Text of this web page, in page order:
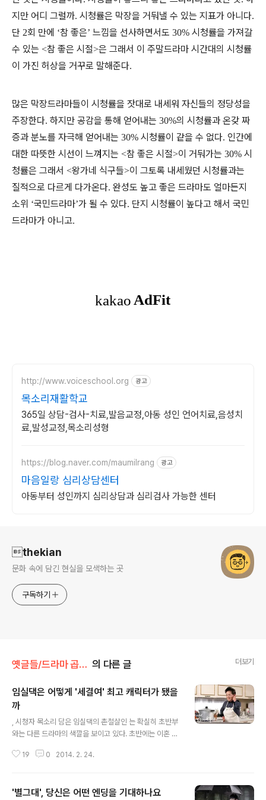
지만 어디 그럴까. 시청률은 막장을 거둬낼 수 있는 지표가 아니다.
단 2회 만에 ‘참 좋은’ 느낌을 선사하면서도 30% 시청률을 가져갈
수 있는 <참 좋은 시절>은 그래서 이 주말드라마 시간대의 시청률
이 가진 허상을 거꾸로 말해준다.
많은 막장드라마들이 시청률을 잣대로 내세워 자신들의 정당성을
주장한다. 하지만 공감을 통해 얻어내는 30%의 시청률과 온갖 짜
증과 분노를 자극해 얻어내는 30% 시청률이 같을 수 없다. 인간에
대한 따뜻한 시선이 느껴지는 <참 좋은 시절>이 거둬가는 30% 시
청률은 그래서 <왕가네 식구들>이 그토록 내세웠던 시청률과는
질적으로 다르게 다가온다. 완성도 높고 좋은 드라마도 얼마든지
소위 ‘국민드라마’가 될 수 있다. 단지 시청률이 높다고 해서 국민
드라마가 아니고.
http://www.voiceschool.org 광고
목소리재활학교
365일 상담-검사-치료,발음교정,아동 성인 언어치료,음성치
료,발성교정,목소리성형
https://blog.naver.com/maumilrang 광고
마음일랑 심리상담센터
아동부터 성인까지 심리상담과 심리검사 가능한 센터
thekian
문화 속에 담긴 현실을 모색하는 곳
구독하기
옛글들/드라마 곱씹기 의 다른 글 더보기
임실댁은 어떻게 '세결여' 최고 캐릭터가 됐을
까
, 시청자 목소리 담은 임실댁의 촌철살인 는 확실히 초반부
와는 다른 드라마의 색깔을 보이고 있다. 초반에는 이혼 후
주면서도 그 자극적인 설정보다는 오히려 결혼생활을 탐구
들이 봐야 그 안에 결혼에 대한 새로운 메시지도 보이기 마
19 0 2014. 2. 24.
'별그대', 당신은 어떤 엔딩을 기대하나요